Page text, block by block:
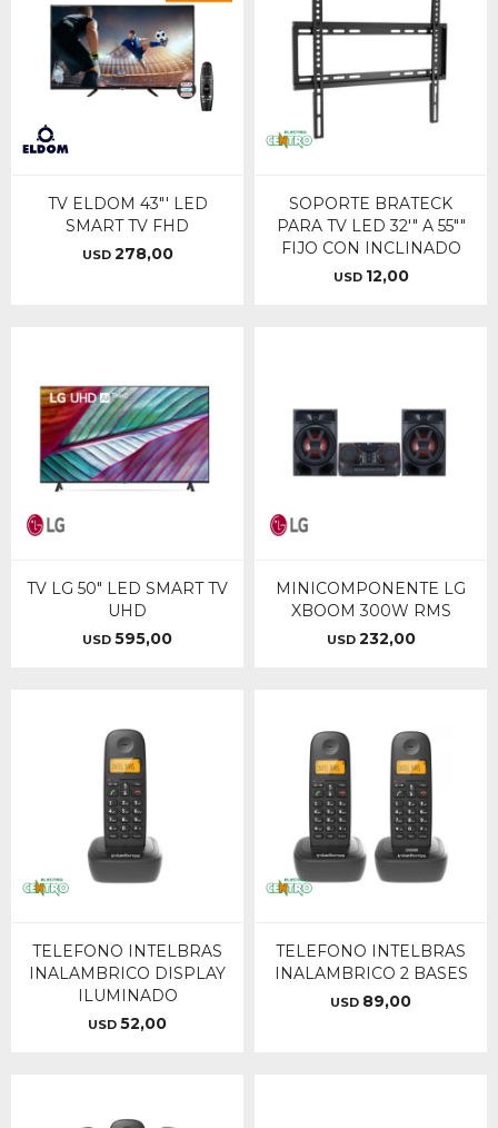
TV ELDOM 43"' LED
SMART TV FHD
USD 278,00
SOPORTE BRATECK
PARA TV LED 32'" A 55""
FIJO CON INCLINADO
USD 12,00
TV LG 50" LED SMART TV
UHD
USD 595,00
MINICOMPONENTE LG
XBOOM 300W RMS
USD 232,00
TELEFONO INTELBRAS
INALAMBRICO DISPLAY
ILUMINADO
USD 52,00
TELEFONO INTELBRAS
INALAMBRICO 2 BASES
USD 89,00